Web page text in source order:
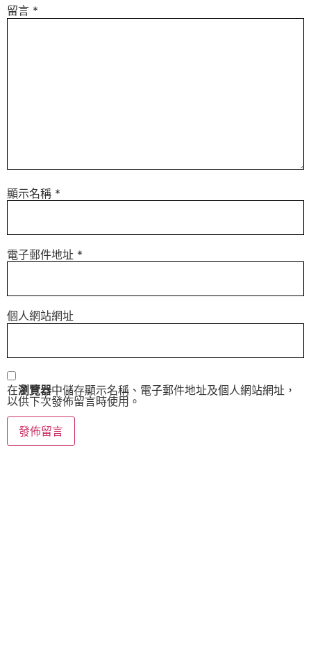
留言 *
顯示名稱 *
電子郵件地址 *
個人網站網址
在瀏覽器中儲存顯示名稱、電子郵件地址及個人網站網址，
以供下次發佈留言時使用。